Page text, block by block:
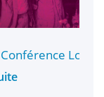
Effeuiller